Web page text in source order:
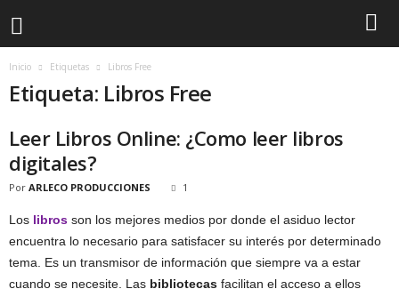
Inicio Etiquetas Libros Free
Etiqueta: Libros Free
Leer Libros Online: ¿Como leer libros
digitales?
Por ARLECO PRODUCCIONES 1
Los libros son los mejores medios por donde el asiduo lector
encuentra lo necesario para satisfacer su interés por determinado
tema. Es un transmisor de información que siempre va a estar
cuando se necesite. Las bibliotecas facilitan el acceso a ellos